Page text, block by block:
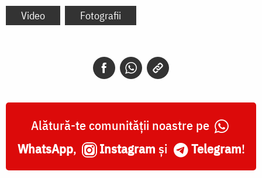
Video Fotografii
Alătură-te comunității noastre pe
WhatsApp, Instagram și Telegram!